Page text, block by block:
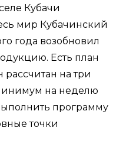
Кубачи
мир Кубачинский
года возобновил
Есть план
рассчитан на три
на неделю
программу
точки